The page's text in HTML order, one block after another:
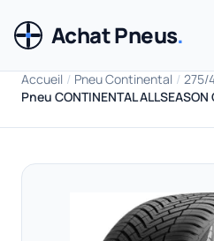
Achat Pneus.
Accueil / Pneu Continental / 275/
Pneu CONTINENTAL